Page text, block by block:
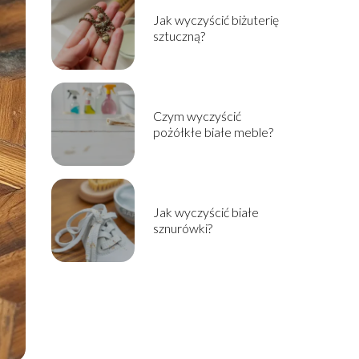
Jak wyczyścić biżuterię
sztuczną?
Czym wyczyścić
pożółkłe białe meble?
Jak wyczyścić białe
sznurówki?